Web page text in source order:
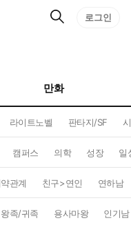
검
로그인
만화
라이트노벨 판타지/SF
캠퍼스 의학 성장 일
관계 친구>연인 연하남
왕족/귀족 용사마왕 인기남